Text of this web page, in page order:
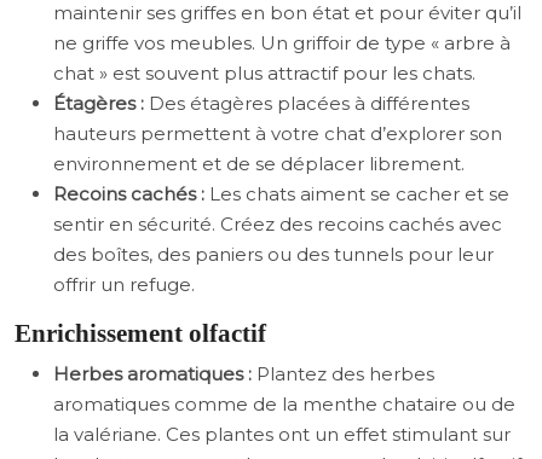
maintenir ses griffes en bon état et pour éviter qu’il
ne griffe vos meubles. Un griffoir de type « arbre à
chat » est souvent plus attractif pour les chats.
Étagères : Des étagères placées à différentes
hauteurs permettent à votre chat d’explorer son
environnement et de se déplacer librement.
Recoins cachés : Les chats aiment se cacher et se
sentir en sécurité. Créez des recoins cachés avec
des boîtes, des paniers ou des tunnels pour leur
offrir un refuge.
Enrichissement olfactif
Herbes aromatiques : Plantez des herbes
aromatiques comme de la menthe chataire ou de
la valériane. Ces plantes ont un effet stimulant sur